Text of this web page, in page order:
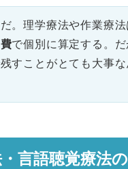
。理学療法や作業療
で個別に算定する。
すことがとても大事な
言語聴覚療法